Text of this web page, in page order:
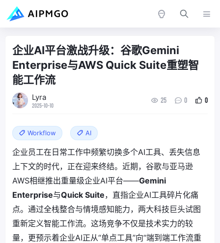
企业AI平台激战升级：谷歌Gemini
Enterprise与AWS Quick Suite重塑智
能工作流
Lyra
2025-10-10
25 0 0
Workflow AI
企业员工在日常工作中频繁切换多个AI工具、丢失信息
上下文的时代，正在迎来终结。近期，谷歌与亚马逊
AWS相继推出重量级企业AI平台——Gemini
Enterprise与Quick Suite，直指企业AI工具碎片化痛
点。通过全栈整合与情境感知能力，两大科技巨头试图
重新定义智能工作流。这场竞争不仅是技术实力的较
量，更预示着企业AI正从“单点工具”向“端到端工作流重